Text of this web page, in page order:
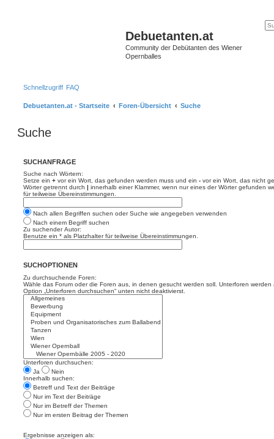
Debuetanten.at
Community der Debütanten des Wiener
Opernballes
Schnellzugriff FAQ
Debuetanten.at - Startseite Foren-Übersicht Suche
Suche
SUCHANFRAGE
Suche nach Wörtern:
Setze ein + vor ein Wort, das gefunden werden muss und ein - vor ein Wort, das nicht
Wörter getrennt durch | innerhalb einer Klammer, wenn nur eines der Wörter gefunden
für teilweise Übereinstimmungen.
Nach allen Begriffen suchen oder Suche wie angegeben verwenden
Nach einem Begriff suchen
Zu suchender Autor:
Benutze ein * als Platzhalter für teilweise Übereinstimmungen.
SUCHOPTIONEN
Zu durchsuchende Foren:
Wähle das Forum oder die Foren aus, in denen gesucht werden soll. Unterforen
Option „Unterforen durchsuchen“ unten nicht deaktivierst.
Unterforen durchsuchen:
Ja
Nein
Innerhalb suchen:
Betreff und Text der Beiträge
Nur im Text der Beiträge
Nur im Betreff der Themen
Nur im ersten Beitrag der Themen
Ergebnisse anzeigen als: